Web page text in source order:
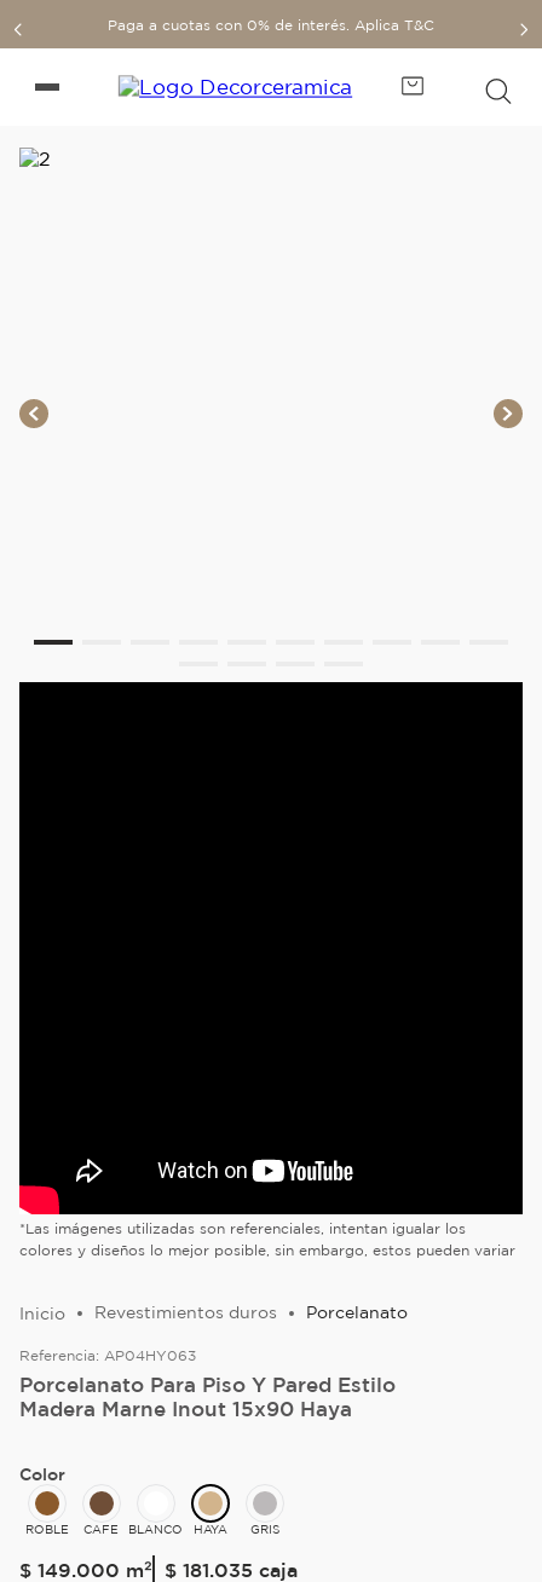
Paga a cuotas con 0% de interés. Aplica T&C
*Las imágenes utilizadas son referenciales, intentan igualar los
colores y diseños lo mejor posible, sin embargo, estos pueden variar
Revestimientos duros Porcelanato
Referencia: AP04HY063
Porcelanato Para Piso Y Pared Estilo
Madera Marne Inout 15x90 Haya
Color
ROBLE CAFE BLANCO HAYA GRIS
$ 149.000 m² $ 181.035 caja